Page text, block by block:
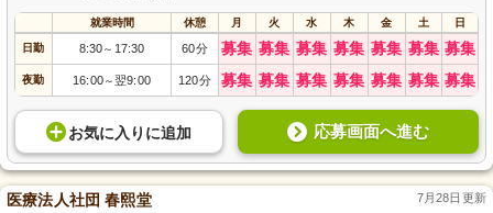
就業時間 休憩 月 火 水 木 金 土 日
日勤 8:30～ 17:30 60分 募集 募集 募集 募集 募集 募集 募集
夜勤 16:00～翌9:00 120分 募集 募集 募集 募集 募集 募集 募集
お気に入り に追加 応募画面へ進む
医療法人社団 春熙堂 7月28日更新